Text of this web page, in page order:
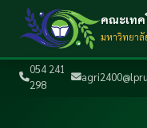
054 241
298
คณะเทค
มหาวิทยาลั